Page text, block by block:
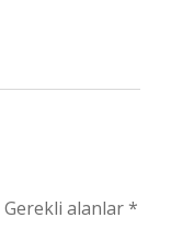
Gerekli alanlar*